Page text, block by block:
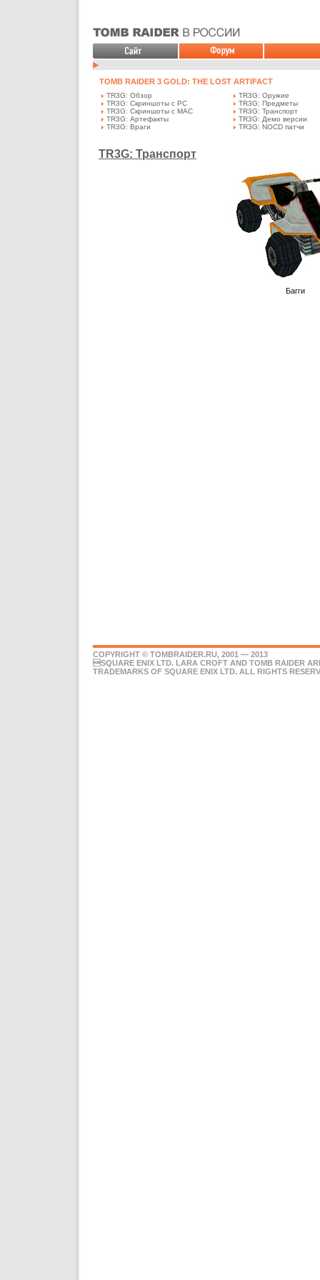
TOMB RAIDER 3 GOLD: THE LOST ARTIFACT
TR3G: Обзор
TR3G: Скриншоты с PC
TR3G: Скриншоты с MAC
TR3G: Артефакты
TR3G: Враги
TR3G: Оружие
TR3G: Предметы
TR3G: Транспорт
TR3G: Демо версии
TR3G: NOCD патчи
TR3G: Транспорт
Багги
COPYRIGHT © TOMBRAIDER.RU, 2001 — 2013
SQUARE ENIX LTD. LARA CROFT AND TOMB RAIDER
TRADEMARKS OF SQUARE ENIX LTD. ALL RIGHTS